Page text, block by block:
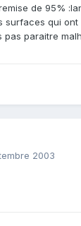
de 95%
surfaces qui ont
paraitre
2003